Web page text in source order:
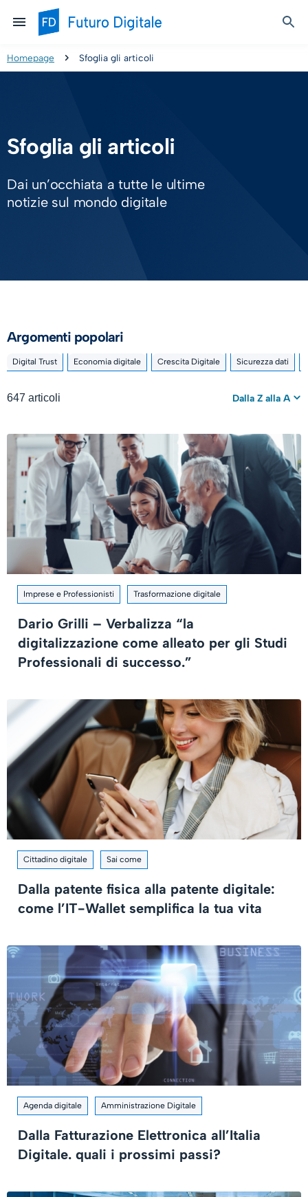
Homepage Sfoglia gli articoli
Sfoglia gli articoli
Dai un’occhiata a tutte le ultime
notizie sul mondo digitale
Argomenti popolari
Digital Trust Economia digitale Crescita Digitale Sicurezza dati
647 articoli Dalla Z alla A
Imprese e Professionisti Trasformazione digitale
Dario Grilli – Verbalizza “la
digitalizzazione come alleato per gli Studi
Professionali di successo.”
Cittadino digitale Sai come
Dalla patente fisica alla patente digitale:
come l’IT-Wallet semplifica la tua vita
Agenda digitale Amministrazione Digitale
Dalla Fatturazione Elettronica all’Italia
Digitale. quali i prossimi passi?